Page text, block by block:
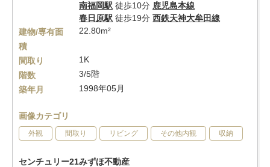
南福岡駅 徒歩10分 鹿児島本線
春日原駅 徒歩19分 西鉄天神大牟田線
建物/専有面
積
22.80m²
間取り
1K
階数
3/5階
築年月
1998年05月
画像カテゴリ
外観 間取り リビング その他内観 収納
センチュリー21みずほ不動産